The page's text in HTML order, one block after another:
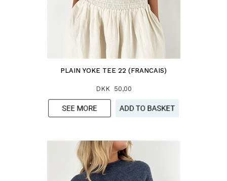
PLAIN YOKE TEE 22 (FRANCAIS)
DKK 50,00